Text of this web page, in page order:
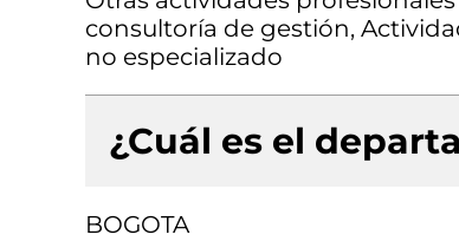
consultoría de gestión,
no especializado
¿Cuál es el
BOGOTA